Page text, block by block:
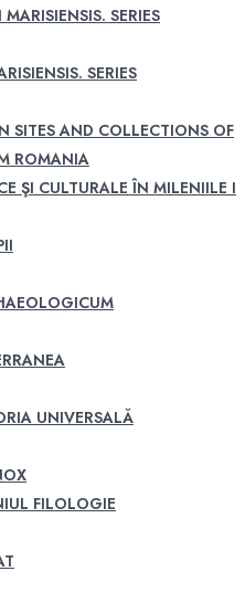
SERIES
SERIES
SITES AND COLLECTIONS OF
ROMANIA
ŞI CULTURALE ÎN MILENIILE I
UNIVERSALĂ
FILOLOGIE